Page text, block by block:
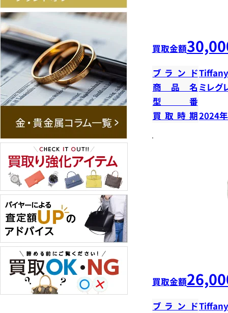
買取金額
ブランド
商品名 ミレグ
型番
買取時期2024
買取金額
ブランド